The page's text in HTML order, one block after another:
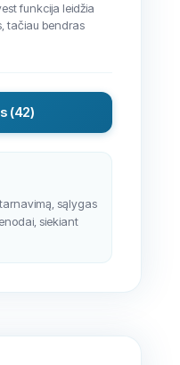
funkcija leidžia
tačiau bendras
(42)
sąlygas
siekiant